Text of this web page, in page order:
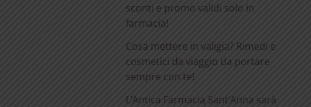
sconti e promo validi solo in
farmacia!
Cosa mettere in valigia? Rimedi e
cosmetici da viaggio da portare
sempre con te!
L’Antica Farmacia Sant’Anna sarà